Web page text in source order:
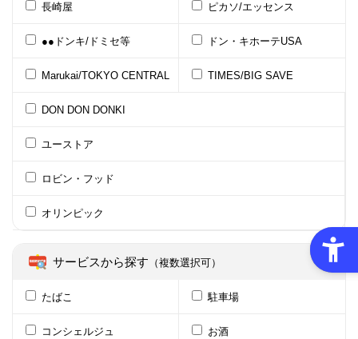
長崎屋 ピカソ/エッセンス
●●ドンキ/ドミセ等 ドン・キホーテUSA
Marukai/TOKYO CENTRAL TIMES/BIG SAVE
DON DON DONKI
ユーストア
ロビン・フッド
オリンピック
サービスから探す （複数選択可）
たばこ 駐車場
コンシェルジュ お酒